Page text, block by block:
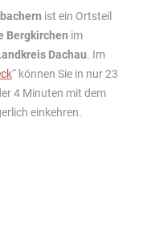
ist ein Ortsteil
Bergkirchen im
Dachau. Im
“ können Sie in nur 23
4 Minuten mit dem
einkehren.